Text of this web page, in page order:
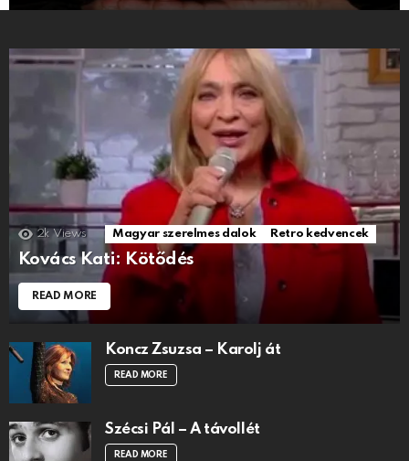
2k Views Magyar szerelmes dalok Retro kedvencek
Kovács Kati: Kötődés
READ MORE
Koncz Zsuzsa – Karolj át
READ MORE
Szécsi Pál – A távollét
READ MORE